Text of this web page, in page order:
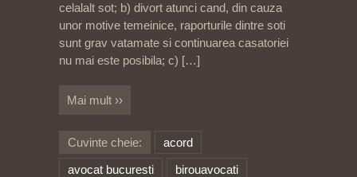
celalalt sot; b) divort atunci cand, din cauza
unor motive temeinice, raporturile dintre soti
sunt grav vatamate si continuarea casatoriei
nu mai este posibila; c) […]
Mai mult ››
Cuvinte cheie:
acord
avocat bucuresti
birouavocati